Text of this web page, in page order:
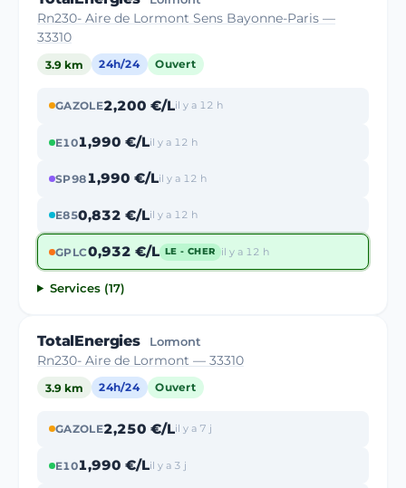
Rn230- Aire de Lormont Sens Bayonne-Paris —
33310
3.9 km 24h/24 Ouvert
GAZOLE2,200 €/Lil y a 12 h
E101,990 €/Lil y a 12 h
SP981,990 €/Lil y a 12 h
E850,832 €/Lil y a 12 h
GPLC0,932 €/L LE - CHER il y a 12 h
Services (17)
TotalEnergies Lormont
Rn230- Aire de Lormont — 33310
3.9 km 24h/24 Ouvert
GAZOLE2,250 €/Lil y a 7 j
E101,990 €/Lil y a 3 j